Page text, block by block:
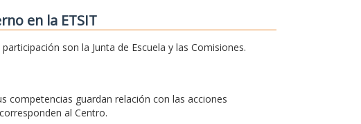
en la ETSIT
son la Junta de Escuela y las Comisiones.
competencias guardan relación con las acciones
al Centro.